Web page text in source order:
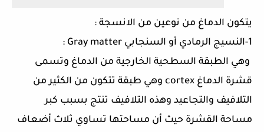
يتكون الدماغ من نوعين من الانسجة :
1- النسيج الرمادي أو السنجابي Gray matter
:
وهي الطبقة السطحية الخارجية من الدماغ وتسمى
قشرة الدماغ cortex وهي طبقة تتكون من الكثير من
التلافيف والتجاعيد وهذه التلافيف تنتج بسبب كبر
مساحة القشرة حيث أن مساحتها تساوي ثلاث أضعاف